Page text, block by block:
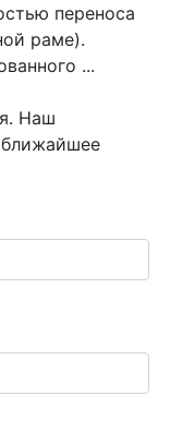
переноса
раме).
...
Наш